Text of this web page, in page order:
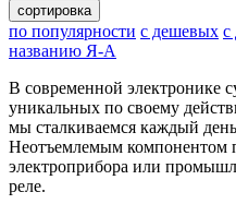
сортировка
по популярности с дешевых с
названию Я-А
В современной электронике
уникальных по своему
мы сталкиваемся каждый
Неотъемлемым компонентом
электроприбора или
реле.